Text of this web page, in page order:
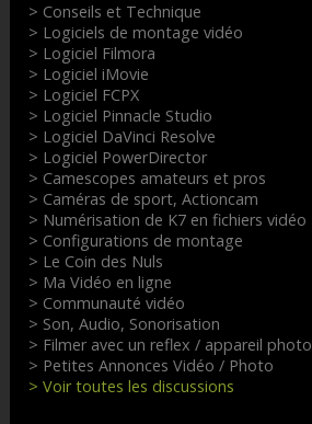
> Conseils et Technique
> Logiciels de montage vidéo
> Logiciel Filmora
> Logiciel iMovie
> Logiciel FCPX
> Logiciel Pinnacle Studio
> Logiciel DaVinci Resolve
> Logiciel PowerDirector
> Camescopes amateurs et pros
> Caméras de sport, Actioncam
> Numérisation de K7 en fichiers vidéo
> Configurations de montage
> Le Coin des Nuls
> Ma Vidéo en ligne
> Communauté vidéo
> Son, Audio, Sonorisation
> Filmer avec un reflex / appareil photo
> Petites Annonces Vidéo / Photo
> Voir toutes les discussions